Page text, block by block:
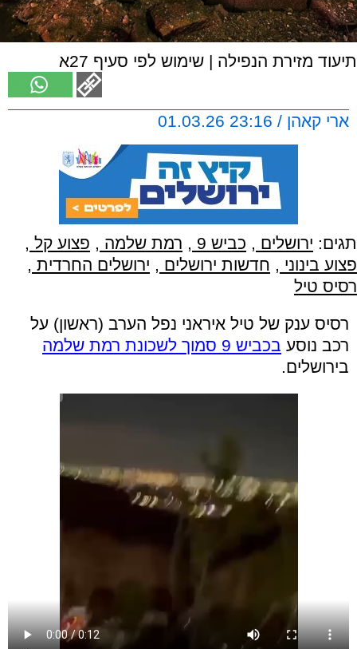
תיעוד מזירת הנפילה | שימוש לפי סעיף 27א
ארי קאהן / 23:16 01.03.26
תגים: ירושלים , כביש 9 , רמת שלמה , פצוע קל ,
פצוע בינוני , חדשות ירושלים , ירושלים החרדית ,
רסיס טיל
רסיס ענק של טיל איראני נפל הערב (ראשון) על
רכב נוסע בכביש 9 סמוך לשכונת רמת שלמה
בירושלים.